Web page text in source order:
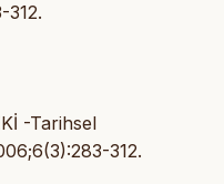
312.
-Tarihsel
312.